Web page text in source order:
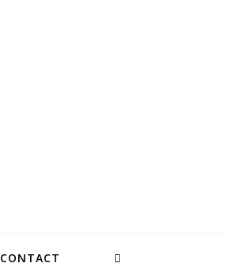
CONTACT